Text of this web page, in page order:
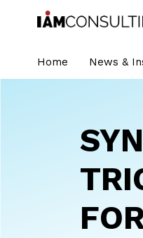
Home News &